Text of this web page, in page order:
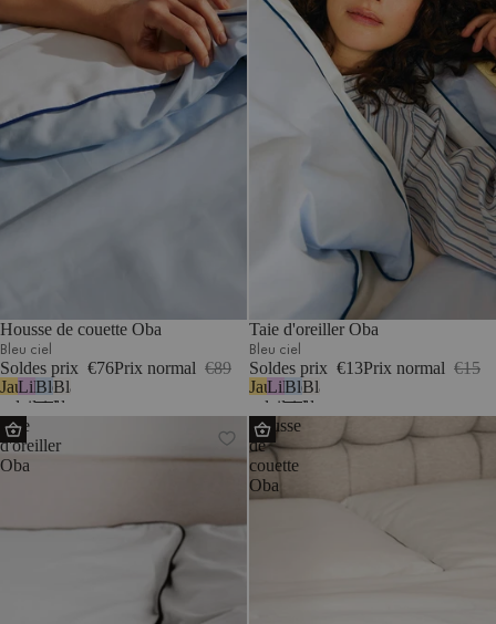
Housse de couette Oba
Bleu ciel
Soldes prix €76Prix normal €89
Jaune
soleil
Lilas
pastel
Bleu
ciel
Blanc
classique
Taie d'oreiller Oba
Bleu ciel
Soldes prix €13Prix normal €15
Jaune
soleil
Lilas
pastel
Bleu
ciel
Blanc
classique
Taie
d'oreiller
Oba
Housse
de
couette
Oba